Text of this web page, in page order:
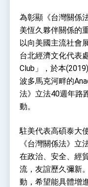
總統接受
外交部長
世界 需要
外交部長
「見證蛻
位轉
總統主持
明臺美合
領 下一個
外交部長
外交部長
會」訪問
臺美經貿
成「臺美
卓揆：臺
利戰略地
為彰顯《台灣關係
美恆久夥伴關係的
以向美國主流社會
台北經濟文化代表
Club」，於本
波多馬克河畔的
法》立法40週年路
動。
駐美代表高碩泰大
《台灣關係法》立
在政治、安全、經
流，友誼歷久彌新
動，希望能具體增